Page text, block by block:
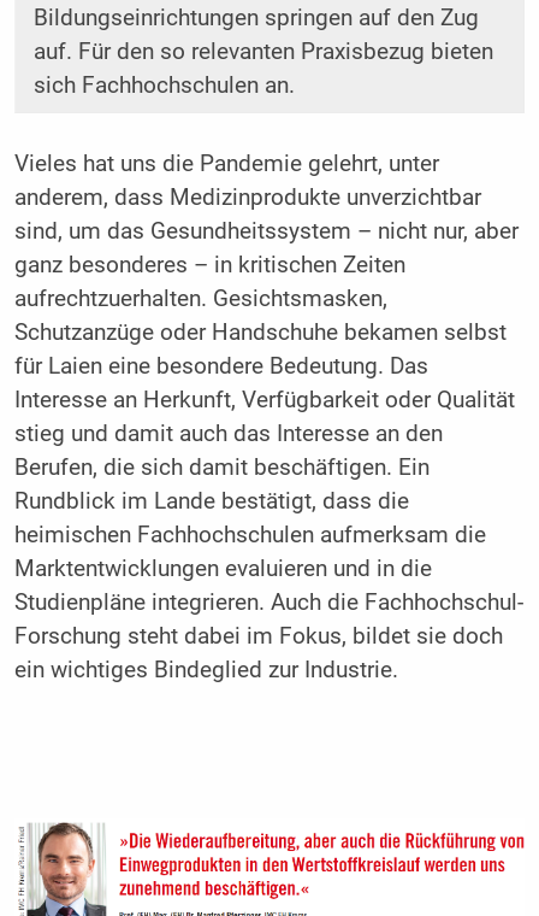
Bildungseinrichtungen springen auf den Zug
auf. Für den so ­relevanten Praxisbezug bieten
sich Fachhochschulen an.
Vieles hat uns die Pandemie gelehrt, unter
anderem, dass Medizinprodukte unverzichtbar
sind, um das Gesundheitssystem – nicht nur, aber
ganz besonderes – in kritischen Zeiten
aufrechtzuerhalten. Gesichtsmasken,
Schutzanzüge oder Handschuhe bekamen selbst
für Laien eine besondere Bedeutung. Das
Interesse an Herkunft, Verfügbarkeit oder Qualität
stieg und damit auch das Interesse an den
Berufen, die sich damit beschäftigen. Ein
Rundblick im Lande bestätigt, dass die
heimischen Fachhochschulen aufmerksam die
Marktentwicklungen evaluieren und in die
Studienpläne integrieren. Auch die Fachhochschul-
Forschung steht dabei im Fokus, bildet sie doch
ein wichtiges Bindeglied zur Industrie.